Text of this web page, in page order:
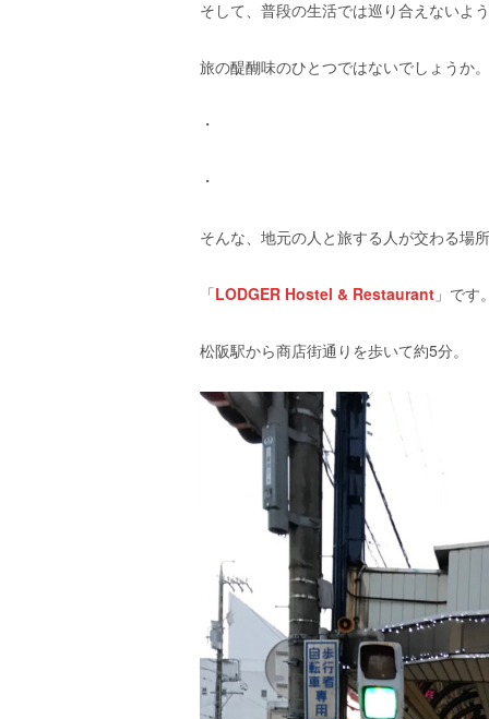
そして、普段の生活では巡り合えないよ
旅の醍醐味のひとつではないでしょうか。
・
・
そんな、地元の人と旅する人が交わる場
「LODGER Hostel & Restaurant」です
松阪駅から商店街通りを歩いて約5分。